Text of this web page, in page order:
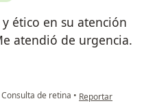
ético en su atención
atendió de urgencia.
Consulta de retina • en opinión del
Reportar